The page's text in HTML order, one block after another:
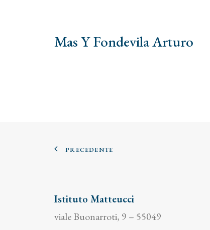
Mas Y Fondevila Arturo
PRECEDENTE
Istituto Matteucci
viale Buonarroti, 9 – 55049